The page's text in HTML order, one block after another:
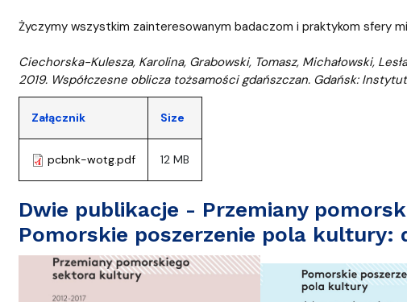
Życzymy wszystkim zainteresowanym badaczom i praktykom sfery
Ciechorska-Kulesza, Karolina, Grabowski, Tomasz, Michałowski,
2019. Współczesne oblicza tożsamości gdańszczan. Gdańsk:
Załącznik Size
pcbnk-wotg.pdf 12 MB
Dwie publikacje - Przemiany
Pomorskie poszerzenie pola kultury: